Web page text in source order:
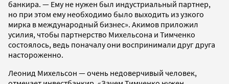
банкира. — Ему не нужен был индустриальный партнер,
но при этом ему необходимо было выходить из узкого
мирка в международный бизнес». Акимов приложил
усилия, чтобы партнерство Михельсона и Тимченко
состоялось, ведь поначалу они воспринимали друг друга
настороженно.
Леонид Михельсон — очень недоверчивый человек,